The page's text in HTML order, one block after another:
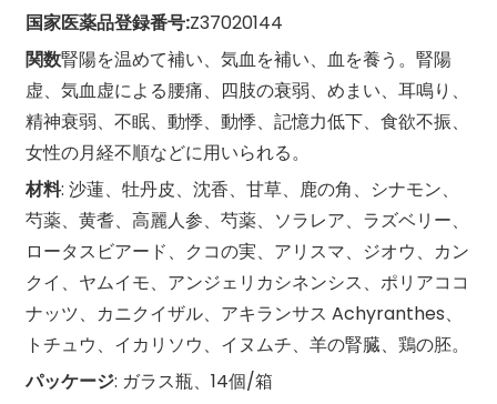
国家医薬品登録番号:Z37020144
関数腎陽を温めて補い、気血を補い、血を養う。腎陽
虚、気血虚による腰痛、四肢の衰弱、めまい、耳鳴り、
精神衰弱、不眠、動悸、動悸、記憶力低下、食欲不振、
女性の月経不順などに用いられる。
材料: 沙蓮、牡丹皮、沈香、甘草、鹿の角、シナモン、
芍薬、黄耆、高麗人参、芍薬、ソラレア、ラズベリー、
ロータスビアード、クコの実、アリスマ、ジオウ、カン
クイ、ヤムイモ、アンジェリカシネンシス、ポリアココ
ナッツ、カニクイザル、アキランサス Achyranthes、
トチュウ、イカリソウ、イヌムチ、羊の腎臓、鶏の胚。
パッケージ: ガラス瓶、14個/箱